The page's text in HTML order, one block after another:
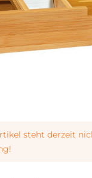
steht derzeit